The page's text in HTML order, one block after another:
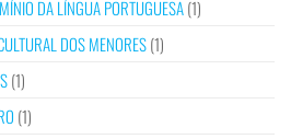
DA LÍNGUA PORTUGUESA(1)
DOS MENORES(1)
(1)
(1)